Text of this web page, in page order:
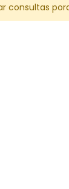
consultas